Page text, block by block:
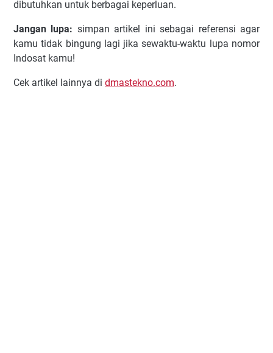
dibutuhkan untuk berbagai keperluan.
Jangan lupa: simpan artikel ini sebagai referensi agar
kamu tidak bingung lagi jika sewaktu-waktu lupa nomor
Indosat kamu!
Cek artikel lainnya di dmastekno.com.